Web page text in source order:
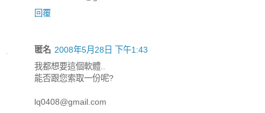
回覆
匿名 2008年5月28日 下午1:43
我都想要這個軟體..
能否跟您索取一份呢?
lq0408@gmail.com